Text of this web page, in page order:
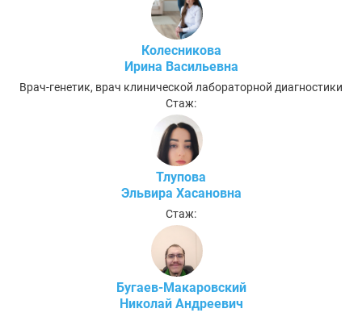
Колесникова
Ирина Васильевна
Врач-генетик, врач клинической лабораторной диагностики
Стаж:
Тлупова
Эльвира Хасановна
Стаж:
Бугаев-Макаровский
Николай Андреевич